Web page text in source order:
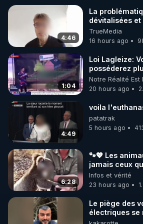
🌱 INSTAGRAM
https://www.instagram.com/
http://rgnr.li/instagram
🌱 LA NEWSLETTER
Pour ne pas rater l’actualité
http://rgnr.li/news
🌱 VIDÉOS NON CENSURÉES
Toutes les vidéos Youtube sont
http://rgnr.li/odysee
🌱 LES STAGES EN PRÉSENTIEL
4:46
La
dévitalisées
TrueMedia
16 hours ago
1:04
Loi Lagleize:
posséderez
serez heureux
Notre Réalité Est
20 hours ago
4:49
voila
patatrak
5 hours ago
6:28
🐾💖 Les
jamais ceux
🥹❤️
Infos et vérité
23 hours ago
Le piège des
électriques se
les usagers !